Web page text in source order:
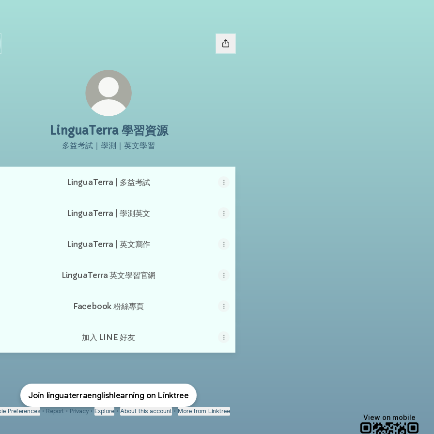
LinguaTerra 學習資源
多益考試｜學測｜英文學習
LinguaTerra | 多益考試
LinguaTerra | 學測英文
LinguaTerra | 英文寫作
LinguaTerra 英文學習官網
Facebook 粉絲專頁
加入 LINE 好友
Join linguaterraenglishlearning on Linktree
Preferences • Report • Privacy • Explore • About this account • More from Linktree
View on mobile